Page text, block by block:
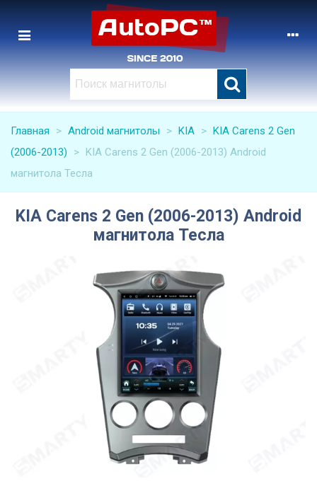
Главная > Android магнитолы > KIA > KIA Carens 2 Gen
(2006-2013)
> KIA Carens 2 Gen (2006-2013) Android
магнитола Тесла
KIA Carens 2 Gen (2006-2013) Android
магнитола Тесла